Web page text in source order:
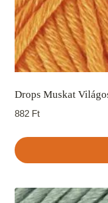
Drops Muskat
882 Ft